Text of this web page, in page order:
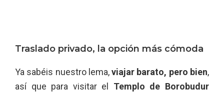
Traslado privado, la opción más cómoda
Ya sabéis nuestro lema,viajar barato, pero bien,
así que para visitar el
Templo de Borobudur